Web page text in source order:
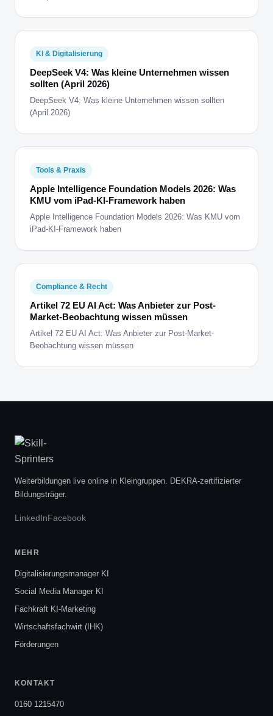
KI & Digitalisierung
DeepSeek V4: Was kleine Unternehmen wissen
sollten (April 2026)
DeepSeek V4: Was kleine Unternehmen wissen sollten
(April 2026)
Tools & Praxis
Apple Intelligence Foundation Models 2026: Was
KMU vom iPad-KI-Framework haben
Apple Intelligence Foundation Models 2026: Was KMU vom
iPad-KI-Framework haben
Compliance & Recht
Artikel 72 EU AI Act: Was Anbieter zur Post-
Market-Beobachtung wissen müssen
Artikel 72 EU AI Act: Was Anbieter zur Post-Market-
Beobachtung wissen müssen
Weiterbildungen live online in Kleingruppen. DEKRA-zertifizierter
Bildungsträger.
LinkedInFacebook
MEHR
Digitalisierungsmanager KI
Social Media Manager KI
Fachkraft KI-Marketing
Wirtschaftsfachwirt (IHK)
Förderungen
KONTAKT
0160 1215470